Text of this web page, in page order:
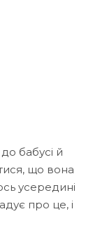
бабусі й
що вона
усередині
про це, і